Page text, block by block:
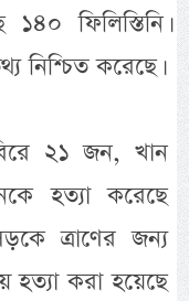
ফিলিস্তিনি।
নিশ্চিত করেছে।
২১ জন, খান
হত্যা করেছে
ত্রাণের জন্য
হত্যা করা হয়েছে